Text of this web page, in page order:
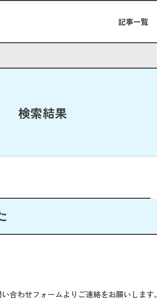
記事一覧
検索結果
合わせフォームよりご連絡をお願いします。